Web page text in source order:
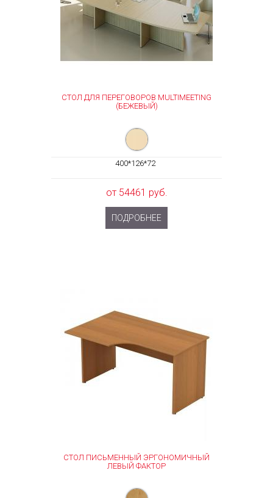
СТОЛ ДЛЯ ПЕРЕГОВОРОВ MULTIMEETING
(БЕЖЕВЫЙ)
400*126*72
от 54461 руб.
ПОДРОБНЕЕ
СТОЛ ПИСЬМЕННЫЙ ЭРГОНОМИЧНЫЙ
ЛЕВЫЙ ФАКТОР